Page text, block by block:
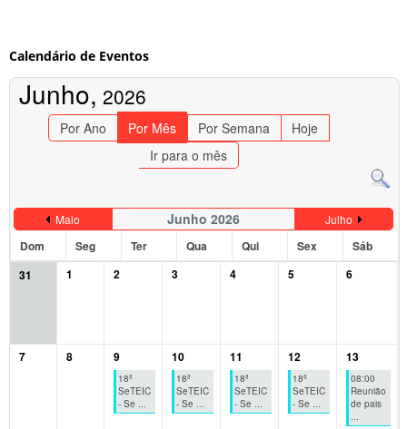
Calendário de Eventos
Junho, 2026
Por Ano Por Mês Por Semana
Hoje
Ir para o mês
Maio Junho 2026 Julho
Dom Seg Ter Qua Qui Sex
Sáb
31
1 2 3 4 5 6
7 8 9
18ª
SeTEIC
- Se ...
10
18ª
SeTEIC
- Se ...
11
18ª
SeTEIC
- Se ...
12
18ª
SeTEIC
- Se ...
13
08:00
Reunião
de pais
...